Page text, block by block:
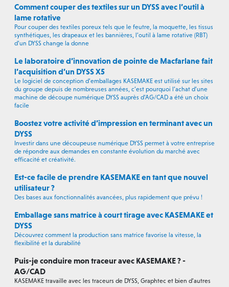
Comment couper des textiles sur un DYSS avec l’outil à
lame rotative
Pour couper des textiles poreux tels que le feutre, la moquette, les tissus
synthétiques, les drapeaux et les bannières, l’outil à lame rotative (RBT)
d’un DYSS change la donne
Le laboratoire d’innovation de pointe de Macfarlane fait
l’acquisition d’un DYSS X5
Le logiciel de conception d’emballages KASEMAKE est utilisé sur les sites
du groupe depuis de nombreuses années, c’est pourquoi l’achat d’une
machine de découpe numérique DYSS auprès d’AG/CAD a été un choix
facile
Boostez votre activité d’impression en terminant avec un
DYSS
Investir dans une découpeuse numérique DYSS permet à votre entreprise
de répondre aux demandes en constante évolution du marché avec
efficacité et créativité.
Est-ce facile de prendre KASEMAKE en tant que nouvel
utilisateur ?
Des bases aux fonctionnalités avancées, plus rapidement que prévu !
Emballage sans matrice à court tirage avec KASEMAKE et
DYSS
Découvrez comment la production sans matrice favorise la vitesse, la
flexibilité et la durabilité
Puis-je conduire mon traceur avec KASEMAKE ? -
AG/CAD
KASEMAKE travaille avec les traceurs de DYSS, Graphtec et bien d’autres